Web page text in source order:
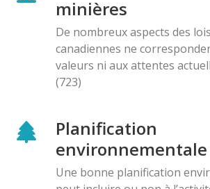
minières
De nombreux aspects des
canadiennes ne
valeurs ni aux attentes
(723)
Planification
environnementale
Une bonne planification